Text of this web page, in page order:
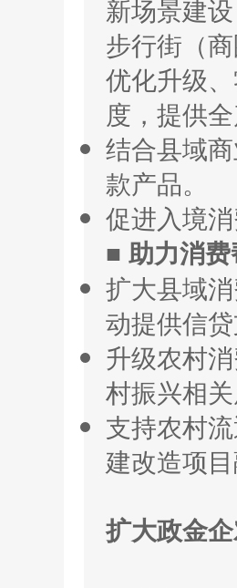
新场景建
步行街（
优化升级
度，提供
结合县域
款产品。
促进入境
■ 助力消
扩大县域
动提供信
升级农村
村振兴相
支持农村
建改造项
扩大政金